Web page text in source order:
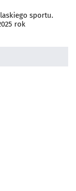
sportu.
rok